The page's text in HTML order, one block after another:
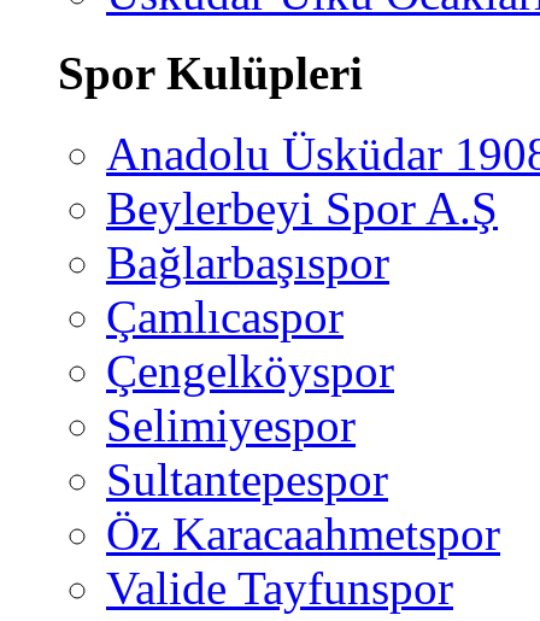
Spor Kulüpleri
Anadolu Üsküdar
Beylerbeyi Spor A.Ş
Bağlarbaşıspor
Çamlıcaspor
Çengelköyspor
Selimiyespor
Sultantepespor
Öz Karacaahmetspor
Valide Tayfunspor